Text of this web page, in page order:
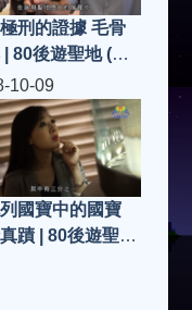
刑的證據 毛骨
| 80後遊聖地 (第
10-09
國寶中的國寶
蹟 | 80後遊聖地